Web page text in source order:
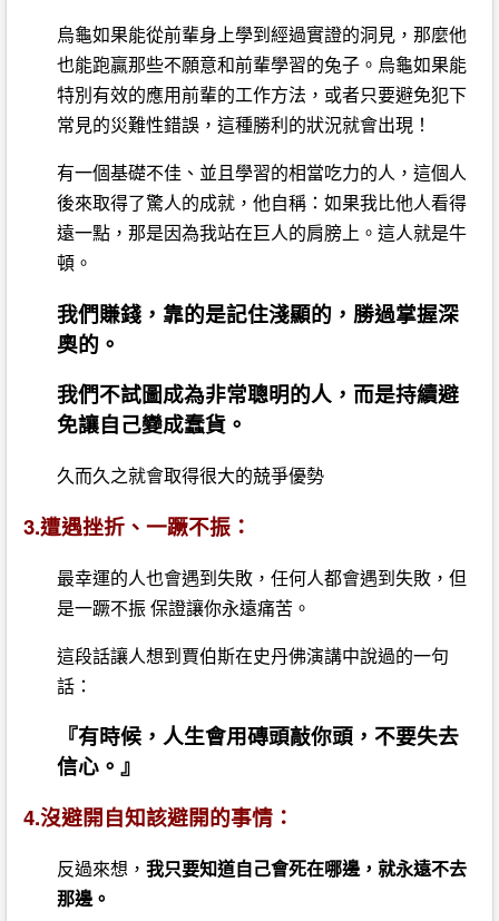
烏龜如果能從前輩身上學到經過實證的洞見，那麼他
也能跑贏那些不願意和前輩學習的兔子。烏龜如果能
特別有效的應用前輩的工作方法，或者只要避免犯下
常見的災難性錯誤，這種勝利的狀況就會出現！
有一個基礎不佳、並且學習的相當吃力的人，這個人
後來取得了驚人的成就，他自稱：如果我比他人看得
遠一點，那是因為我站在巨人的肩膀上。這人就是牛
頓。
我們賺錢，靠的是記住淺顯的，勝過掌握深
奧的。
我們不試圖成為非常聰明的人，而是持續避
免讓自己變成蠢貨。
久而久之就會取得很大的兢爭優勢
3.遭遇挫折、一蹶不振：
最幸運的人也會遇到失敗，任何人都會遇到失敗，但
是一蹶不振 保證讓你永遠痛苦。
這段話讓人想到賈伯斯在史丹佛演講中說過的一句
話：
『有時候，人生會用磚頭敲你頭，不要失去
信心。』
4.沒避開自知該避開的事情：
反過來想， 我只要知道自己會死在哪邊，就永遠不去
那邊。